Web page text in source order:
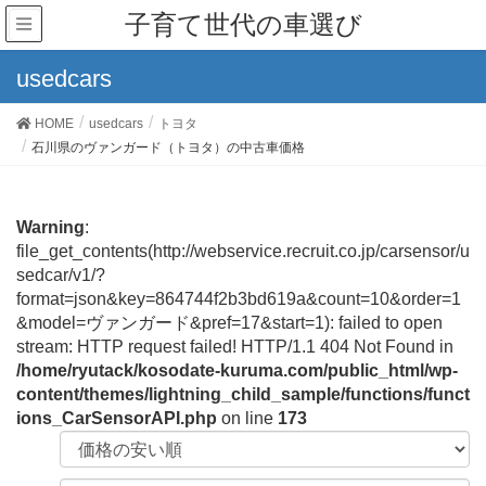
子育て世代の車選び
usedcars
HOME usedcars
トヨタ
石川県のヴァンガード（トヨタ）の中古車価格
Warning:
file_get_contents(http://webservice.recruit.co.jp/carsensor/u
sedcar/v1/?
format=json&key=864744f2b3bd619a&count=10&order=1
&model=ヴァンガード&pref=17&start=1): failed to open
stream: HTTP request failed! HTTP/1.1 404 Not Found in
/home/ryutack/kosodate-kuruma.com/public_html/wp-
content/themes/lightning_child_sample/functions/funct
ions_CarSensorAPI.php on line 173